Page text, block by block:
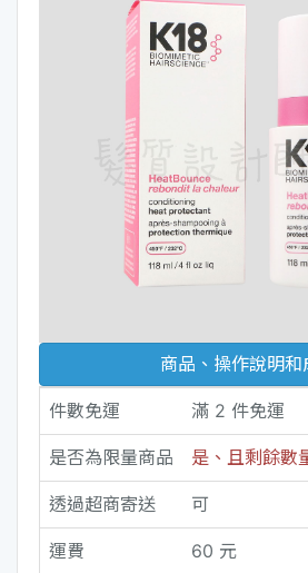
商品、操作說明和
件數免運 滿 2 件免運
是否為限量商品 是、且剩餘數
透過超商寄送 可
運費 60 元